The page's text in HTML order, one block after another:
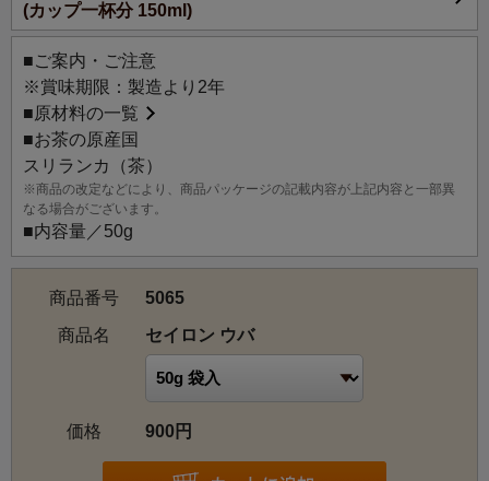
標高900～1,500mの丘陵地帯に広がるハイグロウン産地。
力強い味わいと爽やかな香気が特徴。
日本ではインド・ダージリン、中国・祁門と並ぶ、世界三
大銘茶の一つとして知られています。
特に冷たく乾燥した季節風が茶園に吹く7～8月頃に風味が
凝縮するクオリティーシーズンの紅茶は、清涼感あるキレ
味、ガツンと力強い渋み、南国の果実を連想させる豊かな
余韻が調和する個性派で、世界中の愛好家に支持されてい
ます。
(カップ一杯分 150ml)
■ご案内・ご注意
※賞味期限：製造より2年
■原材料の一覧
■お茶の原産国
スリランカ（茶）
※商品の改定などにより、商品パッケージの記載内容が上記内容と一部異
なる場合がございます。
■内容量／50g
商品番号
5065
商品名
セイロン ウバ
価格 900円